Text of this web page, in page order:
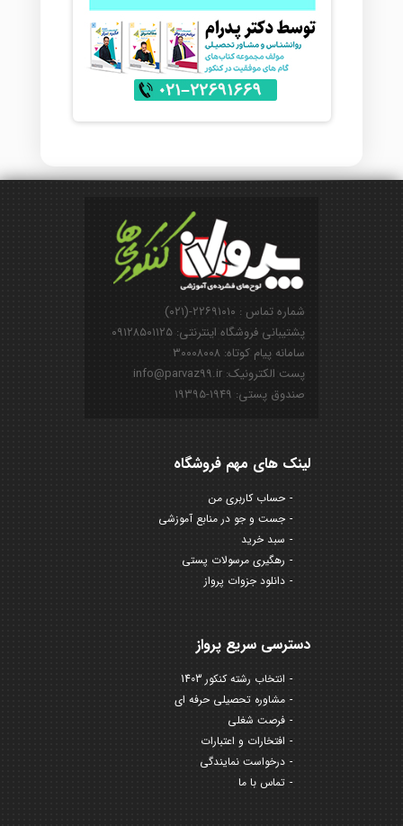
شماره تماس : ۲۲۶۹۱۰۱۰-(۰۲۱)
پشتیبانی فروشگاه اینترنتی: ۰۹۱۲۸۵۰۱۱۲۵
سامانه پیام کوتاه: ۳۰۰۰۸۰۰۸
پست الکترونیک: info@parvaz99.ir
صندوق پستی: ۱۹۴۹-۱۹۳۹۵
لینک های مهم فروشگاه
حساب کاربری من
جست و جو در منابع آموزشی
سبد خرید
رهگیری مرسولات پستی
دانلود جزوات پرواز
دسترسی سریع پرواز
انتخاب رشته کنکور 1403
مشاوره تحصیلی حرفه ای
فرصت شغلی
افتخارات و اعتبارات
درخواست نمایندگی
تماس با ما